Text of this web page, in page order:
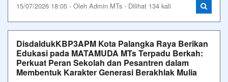
15/07/2026 18:05 - Oleh Admin MTs - Dilihat 134 kali
DisdaldukKBP3APM Kota Palangka Raya Berikan
Edukasi pada MATAMUDA MTs Terpadu Berkah:
Perkuat Peran Sekolah dan Pesantren dalam
Membentuk Karakter Generasi Berakhlak Mulia